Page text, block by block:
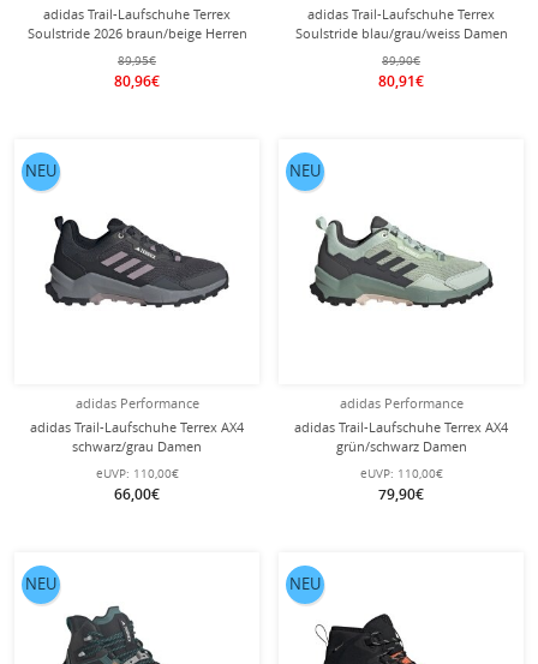
adidas Trail-Laufschuhe Terrex
Soulstride 2026 braun/beige Herren
89,95€
80,96€
adidas Trail-Laufschuhe Terrex
Soulstride blau/grau/weiss Damen
89,90€
80,91€
adidas Performance
adidas Trail-Laufschuhe Terrex AX4
schwarz/grau Damen
eUVP: 110,00€
66,00€
NEU
adidas Performance
adidas Trail-Laufschuhe Terrex AX4
grün/schwarz Damen
eUVP: 110,00€
79,90€
NEU
NEU NEU